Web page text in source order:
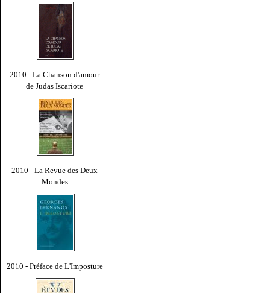
2010 - La Chanson d'amour
de Judas Iscariote
2010 - La Revue des Deux
Mondes
2010 - Préface de L'Imposture